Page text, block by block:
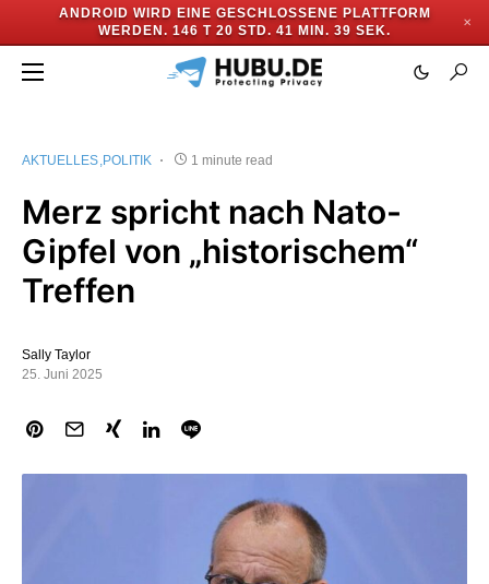
ANDROID WIRD EINE GESCHLOSSENE PLATTFORM
WERDEN. 146 T 20 STD. 41 MIN. 39 SEK.
✕
AKTUELLES POLITIK 1 minute read
Merz spricht nach Nato-
Gipfel von „historischem“
Treffen
Sally Taylor
25. Juni 2025